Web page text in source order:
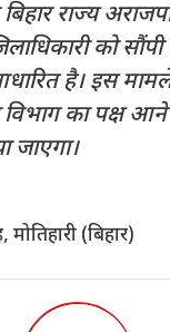
राज्य
को
है। इस
विभाग का पक्ष
जाएगा।
(बिहार)